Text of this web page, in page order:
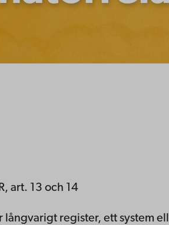
art. 13 och 14
register, ett system